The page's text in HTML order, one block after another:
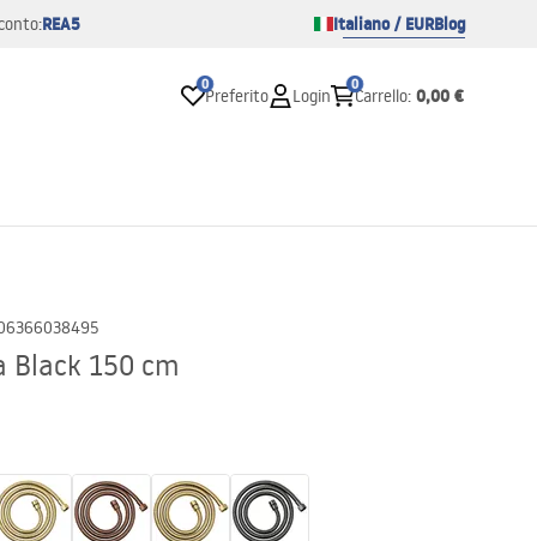
REA5 Italiano / EURBlog
0
Preferito Login
0
Carrello: 0,00 €
Black 150 cm